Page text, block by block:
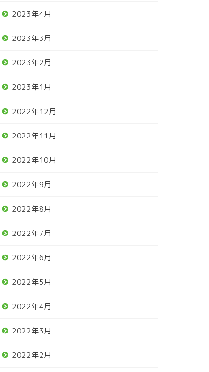
2023年4月
2023年3月
2023年2月
2023年1月
2022年12月
2022年11月
2022年10月
2022年9月
2022年8月
2022年7月
2022年6月
2022年5月
2022年4月
2022年3月
2022年2月